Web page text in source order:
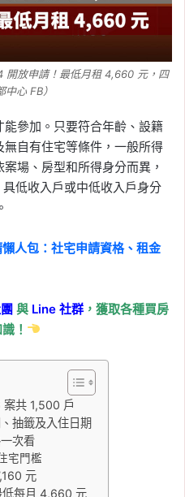
開放申請！最低月租 4,660 元，四
心 FB）
參加。只要符合年齡、設籍
自有住宅等條件，一般所得
場、房型和所得身分而異，
低收入戶或中低收入戶身分
人包：社宅申請資格、租金
與 Line社群 ，獲取各種買房
！
共 1,500 戶
抽籤及入住日期
次看
宅門檻
元
低每月 4,660 元